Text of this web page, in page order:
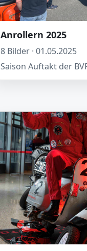
Anrollern 2025
8 Bilder · 01.05.2025
Saison Auftakt der